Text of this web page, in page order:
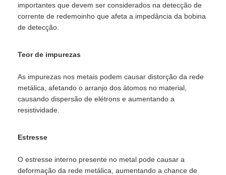
importantes que devem ser considerados na detecção de
corrente de redemoinho que afeta a impedância da bobina
de detecção.
Teor de impurezas
As impurezas nos metais podem causar distorção da rede
metálica, afetando o arranjo dos átomos no material,
causando dispersão de elétrons e aumentando a
resistividade.
Estresse
O estresse interno presente no metal pode causar a
deformação da rede metálica, aumentando a chance de